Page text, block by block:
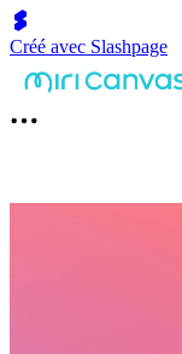
Créé avec Slashpage